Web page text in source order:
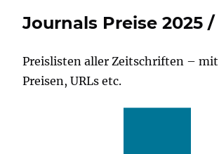
Journals Preise 2025 /
Preislisten aller Zeitschriften – mit
Preisen, URLs etc.